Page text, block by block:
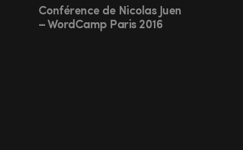
Conférence de Nicolas Juen
– WordCamp Paris 2016